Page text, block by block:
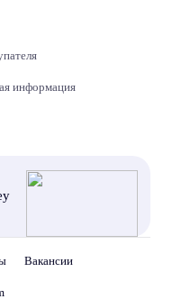
информация
Вакансии